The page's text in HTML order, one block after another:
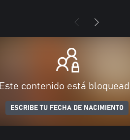
Este contenido está
ESCRIBE TU FECHA DE NACIMIENTO